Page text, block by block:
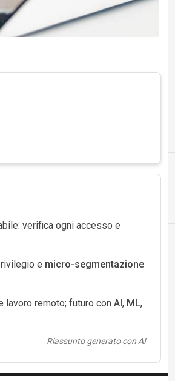
verifica ogni accesso e
e micro-segmentazione
lavoro remoto; futuro con AI, ML,
Riassunto generato con AI